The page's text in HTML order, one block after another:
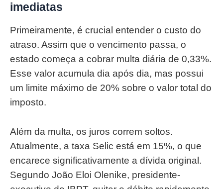
imediatas
Primeiramente, é crucial entender o custo do
atraso. Assim que o vencimento passa, o
estado começa a cobrar multa diária de 0,33%.
Esse valor acumula dia após dia, mas possui
um limite máximo de 20% sobre o valor total do
imposto.
Além da multa, os juros correm soltos.
Atualmente, a taxa Selic está em 15%, o que
encarece significativamente a dívida original.
Segundo João Eloi Olenike, presidente-